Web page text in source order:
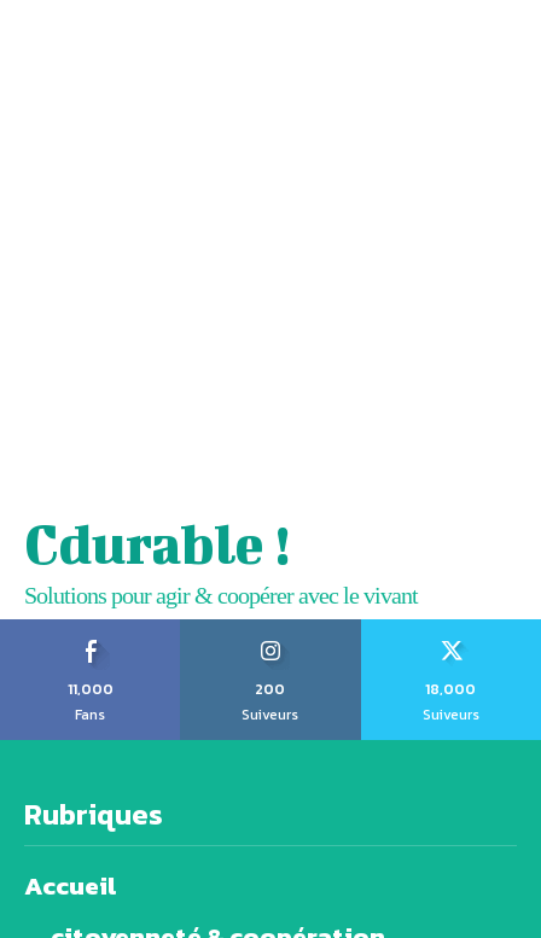
Cdurable !
Solutions pour agir & coopérer avec le vivant
11,000
Fans
200
Suiveurs
18,000
Suiveurs
Rubriques
Accueil